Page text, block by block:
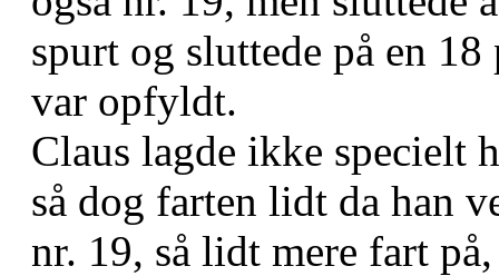
spurt og sluttede på en
var opfyldt.
Claus lagde ikke specielt
så dog farten lidt da han
nr. 19, så lidt mere fart